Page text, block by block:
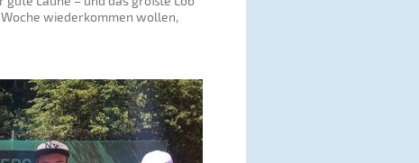
wiederkommen wollen,